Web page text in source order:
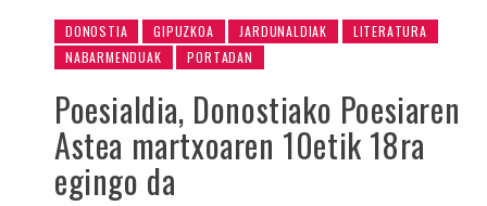
DONOSTIA GIPUZKOA JARDUNALDIAK
LITERATURA
NABARMENDUAK
PORTADAN
Poesialdia, Donostiako Poesiaren
Astea martxoaren 10etik 18ra
egingo da